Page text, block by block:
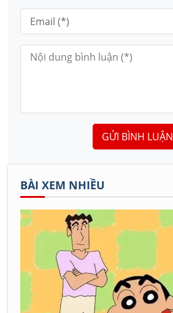
GỬI BÌNH LUẬN
BÀI XEM NHIỀU